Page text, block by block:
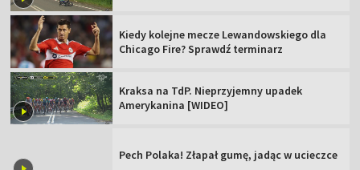
Kiedy kolejne mecze Lewandowskiego dla
Chicago Fire? Sprawdź terminarz
Kraksa na TdP. Nieprzyjemny upadek
Amerykanina [WIDEO]
Pech Polaka! Złapał gumę, jadąc w ucieczce